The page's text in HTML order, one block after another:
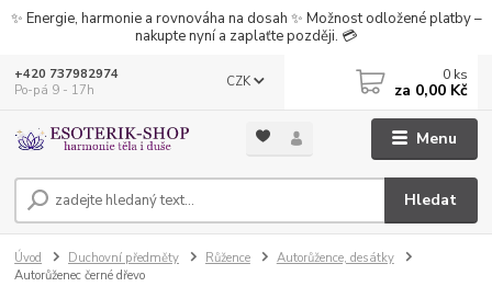
✨ Energie, harmonie a rovnováha na dosah ✨ Možnost odložené platby –
nakupte nyní a zaplaťte později. 💳
Menu
CZK
Hledat
+420 737982974
Po-pá 9 - 17h
0 ks
za 0,00 Kč
Úvod Duchovní předměty Růžence
Autorůžence, desátky
Autorůženec černé dřevo